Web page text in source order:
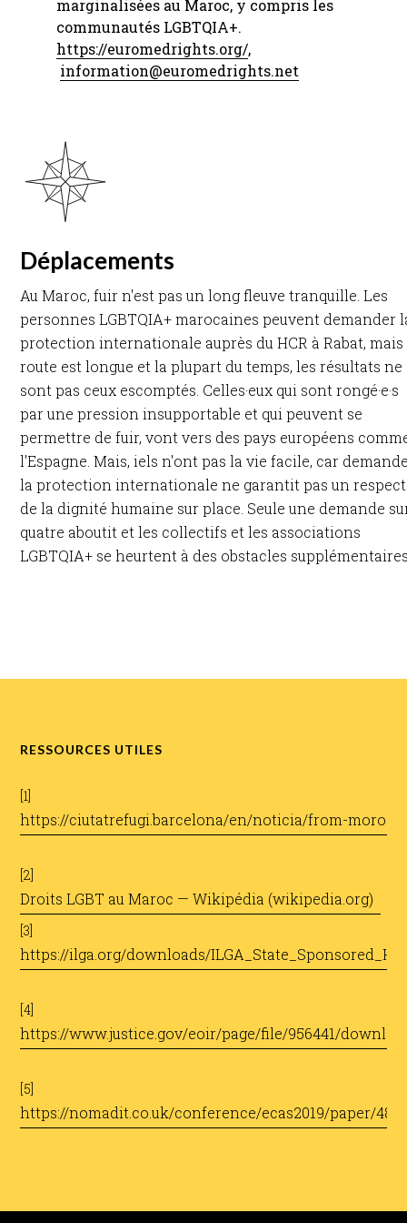
marginalisées au Maroc, y compris les
communautés LGBTQIA+.
https://euromedrights.org/,
information@euromedrights.net
Déplacements
Au Maroc, fuir n'est pas un long fleuve tranquille. Les
personnes LGBTQIA+ marocaines peuvent demander
protection internationale auprès du HCR à Rabat, mais
route est longue et la plupart du temps, les résultats ne
sont pas ceux escomptés. Celles·eux qui sont rongé·e·s
par une pression insupportable et qui peuvent se
permettre de fuir, vont vers des pays européens
l'Espagne. Mais, iels n'ont pas la vie facile, car
la protection internationale ne garantit pas un respect
de la dignité humaine sur place. Seule une demande
quatre aboutit et les collectifs et les associations
LGBTQIA+ se heurtent à des obstacles
RESSOURCES UTILES
[1]
https://ciutatrefugi.barcelona/en/noticia/from-
[2]
Droits LGBT au Maroc — Wikipédia (wikipedia.org) ​
[3]
https://ilga.org/downloads/
[4]
https://www.justice.gov/eoir/page/file/956441/
[5]
https://nomadit.co.uk/conference/ecas2019/paper/